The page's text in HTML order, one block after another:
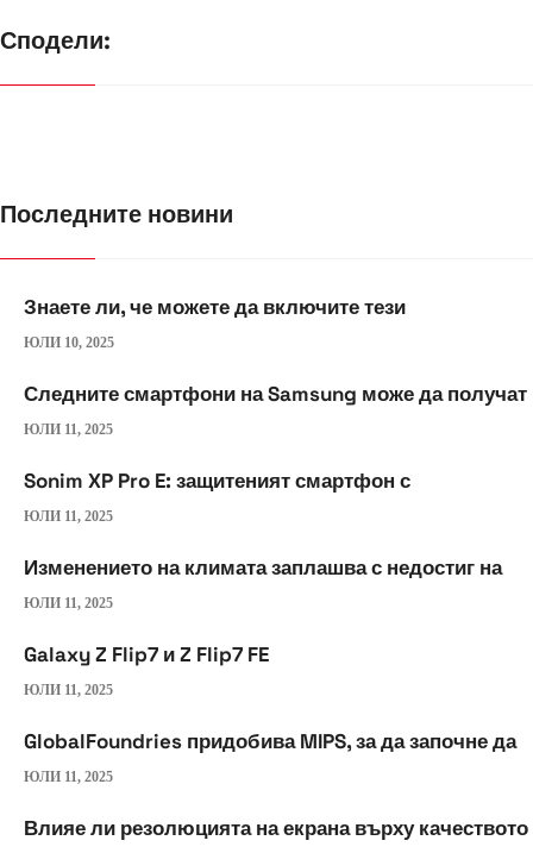
Сподели:
Последните новини
Знаете ли, че можете да включите тези
ЮЛИ 10, 2025
Следните смартфони на Samsung може да получат
ЮЛИ 11, 2025
Sonim XP Pro E: защитеният смартфон с
ЮЛИ 11, 2025
Изменението на климата заплашва с недостиг на
ЮЛИ 11, 2025
Galaxy Z Flip7 и Z Flip7 FE
ЮЛИ 11, 2025
GlobalFoundries придобива MIPS, за да започне да
ЮЛИ 11, 2025
Влияе ли резолюцията на екрана върху качеството